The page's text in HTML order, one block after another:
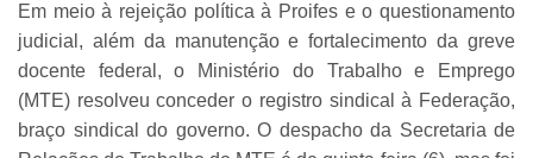
Em meio à rejeição política à Proifes e o questionamento
judicial, além da manutenção e fortalecimento da greve
docente federal, o Ministério do Trabalho e Emprego
(MTE) resolveu conceder o registro sindical à Federação,
braço sindical do governo. O despacho da Secretaria de